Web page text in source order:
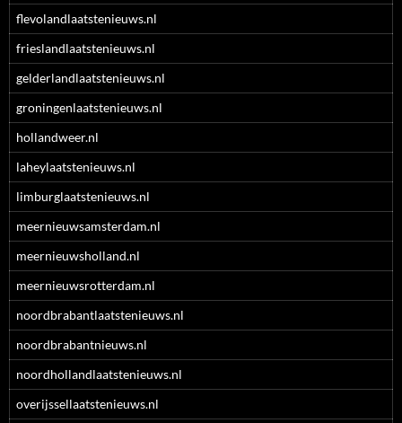
flevolandlaatstenieuws.nl
frieslandlaatstenieuws.nl
gelderlandlaatstenieuws.nl
groningenlaatstenieuws.nl
hollandweer.nl
laheylaatstenieuws.nl
limburglaatstenieuws.nl
meernieuwsamsterdam.nl
meernieuwsholland.nl
meernieuwsrotterdam.nl
noordbrabantlaatstenieuws.nl
noordbrabantnieuws.nl
noordhollandlaatstenieuws.nl
overijssellaatstenieuws.nl